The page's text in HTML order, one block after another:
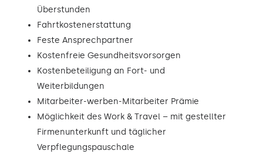
Überstunden
Fahrtkostenerstattung
Feste Ansprechpartner
Kostenfreie Gesundheitsvorsorgen
Kostenbeteiligung an Fort- und
Weiterbildungen
Mitarbeiter-werben-Mitarbeiter Prämie
Möglichkeit des Work & Travel – mit gestellter
Firmenunterkunft und täglicher
Verpflegungspauschale